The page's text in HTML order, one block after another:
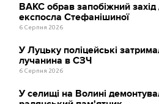
ВАКС обрав запобіжний захід
експосла Стефанішиної
6 Серпня 2026
У Луцьку поліцейські
лучанина в СЗЧ
6 Серпня 2026
У селищі на Волині